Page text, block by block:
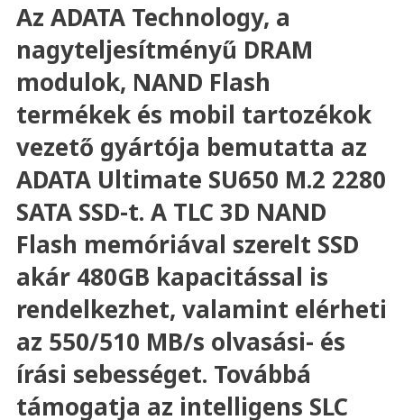
Az ADATA Technology, a
nagyteljesítményű DRAM
modulok, NAND Flash
termékek és mobil tartozékok
vezető gyártója bemutatta az
ADATA Ultimate SU650 M.2 2280
SATA SSD-t. A TLC 3D NAND
Flash memóriával szerelt SSD
akár 480GB kapacitással is
rendelkezhet, valamint elérheti
az 550/510 MB/s olvasási- és
írási sebességet. Továbbá
támogatja az intelligens SLC